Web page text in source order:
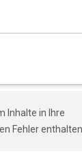
Inhalte in Ihre
Fehler enthalten.